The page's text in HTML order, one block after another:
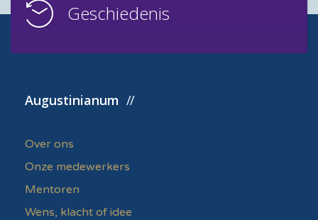
Geschiedenis
Augustinianum
Over ons
Onze medewerkers
Mentoren
Wens, klacht of idee